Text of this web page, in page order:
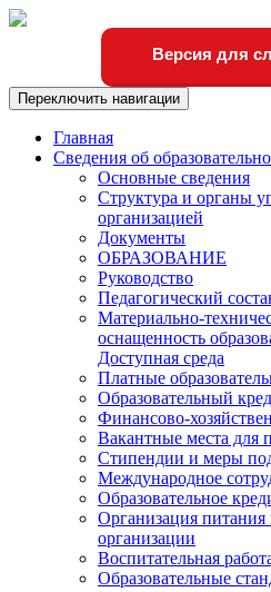
Версия для
Переключить навигации
Главная
Сведения об
Основные сведения
Структура и органы
организацией
Документы
ОБРАЗОВАНИЕ
Руководство
Педагогический
Материально-
оснащенность
Доступная среда
Платные
Образовательный
Финансово-
Вакантные места для
Стипендии и меры
Международное
Образовательное
Организация питания
организации
Воспитательная
Образовательные